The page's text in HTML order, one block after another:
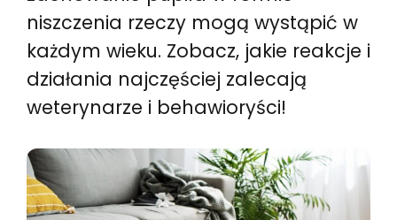
niszczenia rzeczy mogą wystąpić w
każdym wieku. Zobacz, jakie reakcje i
działania najczęściej zalecają
weterynarze i behawioryści!